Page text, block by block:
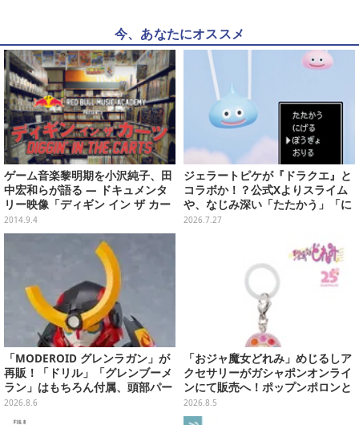
今、あなたにオススメ
ゲーム音楽黎明期を小沢純子、田
中宏和らが語る ― ドキュメンタ
リー映像「ディギン イン ザ カー
ツ」第1話は本日公開
2014.9.4
ジェラートピケが『ドラクエ』と
コラボか！？公式Xよりスライム
や、なじみ深い「たたかう」「に
げる」のコマンドウィンドウが投
2026.7.27
「MODEROID グレンラガン」が
再販！「ドリル」「グレンブーメ
ラン」はもちろん付属、頭部パー
ツを組み替えると「ラガン」も再
現可能
2026.8.6
「おジャ魔女どれみ」めじるしア
クセサリーがガシャポンオンライ
ンにて販売へ！ポップンポロンと
魔法玉の2連チャームなど全9種
2026.8.5